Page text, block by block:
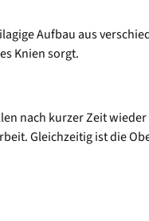
Aufbau aus
Knien sorgt.
nach kurzer Zeit
Gleichzeitig ist die